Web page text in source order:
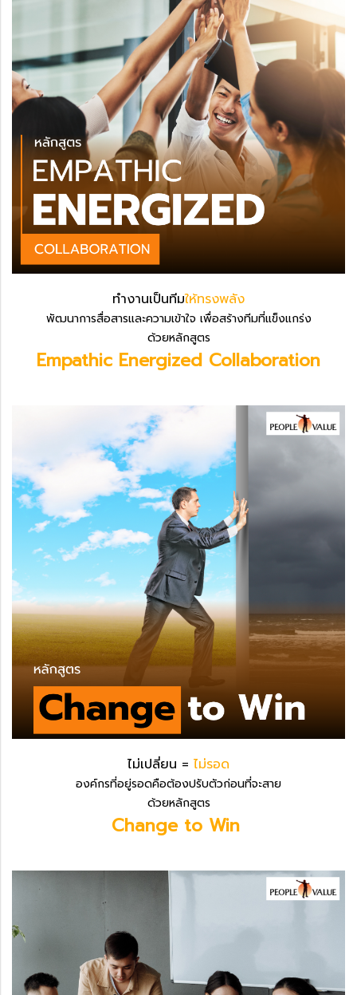
ทำงานเป็นทีมให้ทรงพลัง
พัฒนาการสื่อสารและความเข้าใจ เพื่อสร้างทีมที่แข็งแกร่ง
ด้วยหลักสูตร
Empathic Energized Collaboration
ไม่เปลี่ยน = ไม่รอด
องค์กรที่อยู่รอดคือต้องปรับตัวก่อนที่จะสาย
ด้วยหลักสูตร
Change to Win